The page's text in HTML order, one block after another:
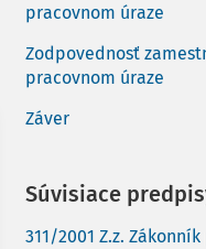
pracovnom úraze
Zodpovednosť
pracovnom úraze
Záver
Súvisiace
311/2001 Z.z.